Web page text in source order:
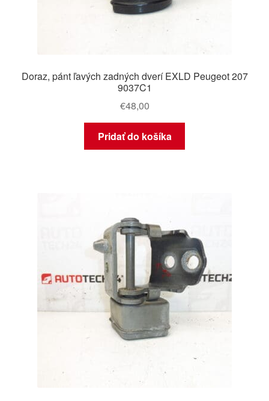
Doraz, pánt ľavých zadných dverí EXLD Peugeot 207
9037C1
€48,00
Pridať do košíka